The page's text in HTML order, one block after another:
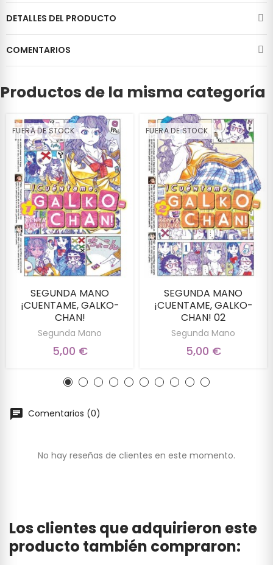
DETALLES DEL PRODUCTO
COMENTARIOS
Productos de la misma categoría
FUERA DE STOCK
SEGUNDA MANO
¡CUENTAME, GALKO-
CHAN!
Segunda Mano
5,00 €
FUERA DE STOCK
SEGUNDA MANO
¡CUENTAME, GALKO-
CHAN! 02
Segunda Mano
5,00 €
Comentarios (0)
No hay reseñas de clientes en este momento.
Los clientes que adquirieron este
producto también compraron: